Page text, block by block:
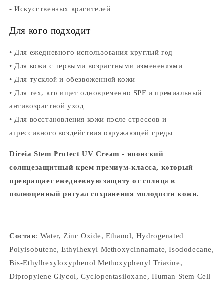
- Искусственных красителей
Для кого подходит
• Для ежедневного использования круглый год
• Для кожи с первыми возрастными изменениями
• Для тусклой и обезвоженной кожи
• Для тех, кто ищет одновременно SPF и премиальный
антивозрастной уход
• Для восстановления кожи после стрессов и
агрессивного воздействия окружающей среды
Direia Stem Protect UV Cream - японский
солнцезащитный крем премиум-класса, который
превращает ежедневную защиту от солнца в
полноценный ритуал сохранения молодости кожи.
Состав: Water, Zinc Oxide, Ethanol, Hydrogenated
Polyisobutene, Ethylhexyl Methoxycinnamate, Isododecane,
Bis-Ethylhexyloxyphenol Methoxyphenyl Triazine,
Dipropylene Glycol, Cyclopentasiloxane, Human Stem Cell